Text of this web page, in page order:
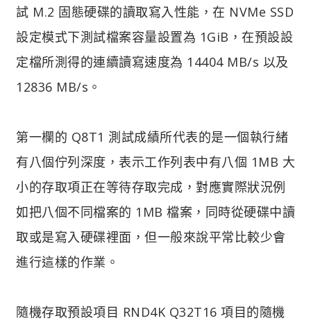
試 M.2 固態硬碟的讀取寫入性能，在 NVMe SSD
設定模式下測試檔案容量設置為 1GiB，在預設設
定檔所測得的連續讀寫速度為 14404 MB/s 以及
12836 MB/s。
第一欄的 Q8T1 測試成績所代表的是一個執行緒
有八個佇列深度，表示工作列表中有八個 1MB 大
小的存取項正在等待存取完成，對應實際狀況例
如把八個不同檔案的 1MB 檔案，同時從硬碟中讀
取或是寫入硬碟裡面，但一般來說平常比較少會
進行這樣的作業。
隨機存取預設項目 RND4K Q32T16 項目的隨機